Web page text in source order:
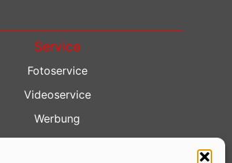
Service
Fotoservice
Videoservice
Werbung